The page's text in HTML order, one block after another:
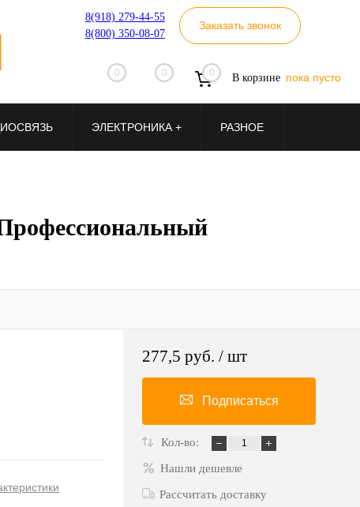
8(918) 279-44-55
8(800) 350-08-07
Заказать звонок
0 0 0 В корзине пока пусто
ЭЛЕКТРОНИКА + РАЗНОЕ
277,5 руб. / шт
Подписаться
Кол-во:
Нашли дешевле
Рассчитать доставку